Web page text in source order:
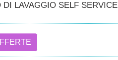
LAVAGGIO SELF SERVICE